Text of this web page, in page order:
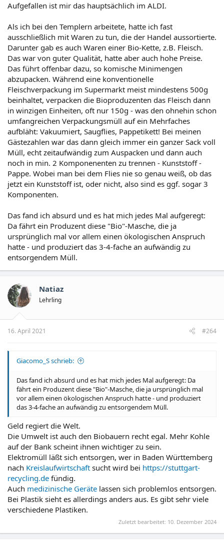
Aufgefallen ist mir das hauptsächlich im ALDI.
Als ich bei den Templern arbeitete, hatte ich fast
ausschließlich mit Waren zu tun, die der Handel aussortierte.
Darunter gab es auch Waren einer Bio-Kette, z.B. Fleisch.
Das war von guter Qualität, hatte aber auch hohe Preise.
Das führt offenbar dazu, so komische Minimengen
abzupacken. Während eine konventionelle
Fleischverpackung im Supermarkt meist mindestens 500g
beinhaltet, verpacken die Bioproduzenten das Fleisch dann
in winzigen Einheiten, oft nur 150g - was den ohnehin schon
umfangreichen Verpackungsmüll auf ein Mehrfaches
aufbläht: Vakuumiert, Saugflies, Pappetikett! Bei meinen
Gästezahlen war das dann gleich immer ein ganzer Sack voll
Müll, echt zeitaufwändig zum Auspacken und dann auch
noch in min. 2 Komponenenten zu trennen - Kunststoff -
Pappe. Wobei man bei dem Flies nie so genau weiß, ob das
jetzt ein Kunststoff ist, oder nicht, also sind es ggf. sogar 3
Komponenten.
Das fand ich absurd und es hat mich jedes Mal aufgeregt:
Da fährt ein Produzent diese "Bio"-Masche, die ja
ursprünglich mal vor allem einen ökologischen Anspruch
hatte - und produziert das 3-4-fache an aufwändig zu
entsorgendem Müll.
Natiaz
Lehrling
16. April 2021 #264
Giacomo_S schrieb:
Das fand ich absurd und es hat mich jedes Mal aufgeregt: Da
fährt ein Produzent diese "Bio"-Masche, die ja ursprünglich mal
vor allem einen ökologischen Anspruch hatte - und produziert
das 3-4-fache an aufwändig zu entsorgendem Müll.
Geld regiert die Welt.
Die Umwelt ist auch den Biobauern recht egal. Mehr Kohle
auf der Bank scheint ihnen wichtiger zu sein.
Elektromüll läßt sich entsorgen, wer in Baden Württemberg
nach Kreislaufwirtschaft sucht wird bei https://stuttgart-
recycling.de fündig.
Auch medizinische Geräte lassen sich problemlos entsorgen.
Bei Plastik sieht es allerdings anders aus. Es gibt sehr viele
verschiedene Plastiken.
Zuletzt bearbeitet: 10. Dezember 2024